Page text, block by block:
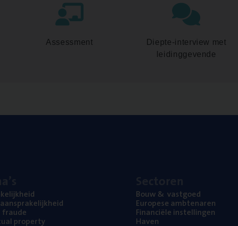
Assessment
Diepte-interview met
leidinggevende
fraude
property
Bouw& vastgoed
Euro­pe­se ambtenaren
Finan­ci­ë­le instellingen
Haven